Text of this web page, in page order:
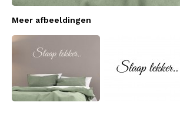
Meer afbeeldingen